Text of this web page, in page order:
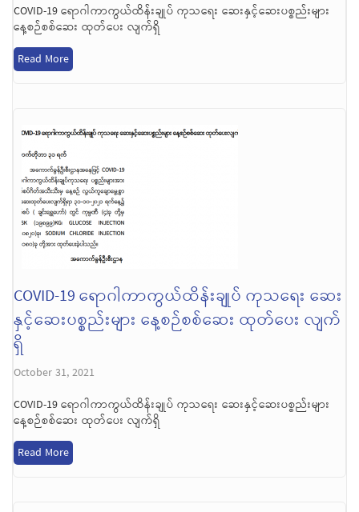
COVID-19 ရောဂါကာကွယ်ထိန်းချုပ် ကုသရေး ဆေးနှင့်ဆေးပစ္စည်းများ
နေ့စဉ်စစ်ဆေး ထုတ်ပေး လျက်ရှိ
Read More
COVID-19 ရောဂါကာကွယ်ထိန်းချုပ် ကုသရေး ဆေး
နှင့်ဆေးပစ္စည်းများ နေ့စဉ်စစ်ဆေး ထုတ်ပေး လျက်
ရှိ
October 31, 2021
COVID-19 ရောဂါကာကွယ်ထိန်းချုပ် ကုသရေး ဆေးနှင့်ဆေးပစ္စည်းများ
နေ့စဉ်စစ်ဆေး ထုတ်ပေး လျက်ရှိ
Read More